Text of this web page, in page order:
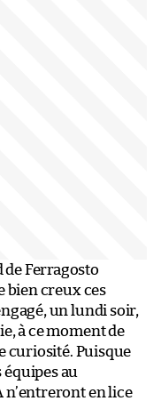
de Ferragosto
bien creux ces
un lundi soir,
à ce moment de
curiosité. Puisque
au
n’entreront en lice